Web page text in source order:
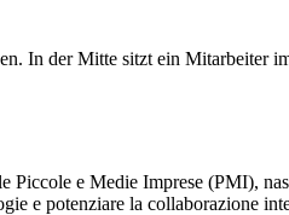
Piccole e Medie Imprese (PMI),
e potenziare la collaborazione